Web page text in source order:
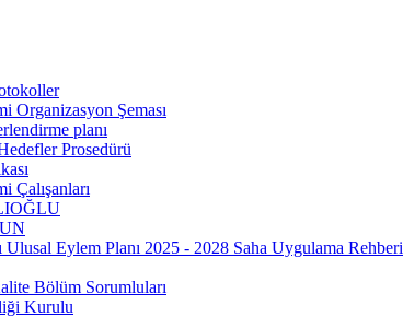
Organizasyon Şeması
planı
Prosedürü
Çalışanları
Ulusal Eylem Planı 2025 - 2028 Saha Uygulama Rehberi
Bölüm Sorumluları
Kurulu